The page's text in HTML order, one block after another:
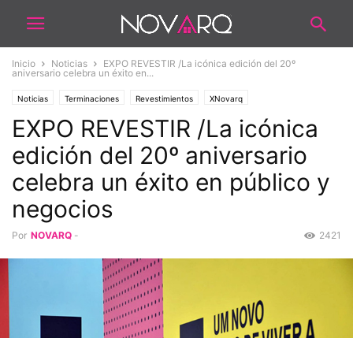
Inicio Noticias
EXPO REVESTIR /La icónica edición del 20º
aniversario celebra un éxito en...
Noticias Terminaciones Revestimientos XNovarq
EXPO REVESTIR /La icónica
edición del 20º aniversario
celebra un éxito en público y
negocios
Por NOVARQ - 2421